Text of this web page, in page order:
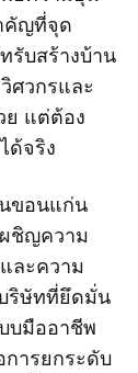
คัญที่จุด
รับสร้างบ้าน
ศวกรและ
ย แต่ต้อง
ด้จริง
ขอนแก่น
ชิญความ
ละความ
ริษัทที่ยึดมั่น
บมืออาชีพ
การยกระดับ